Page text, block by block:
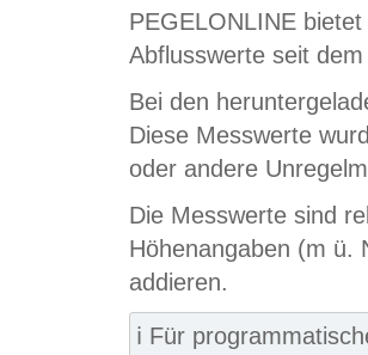
PEGELONLINE
Abflusswerte seit
Bei den
Diese Messwerte
oder andere
Die Messwerte sind
Höhenangaben (m ü.
addieren.
ℹ️ Für